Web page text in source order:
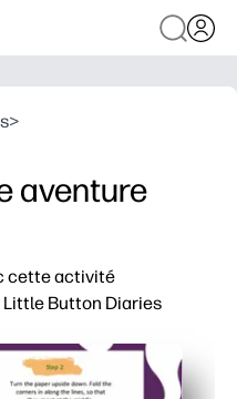
>
aventure
cette activité
Little Button Diaries